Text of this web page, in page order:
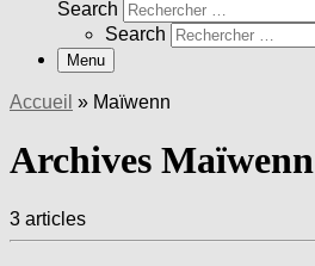
Search
Search
Menu
Accueil » Maïwenn
Archives Maïwenn
3 articles